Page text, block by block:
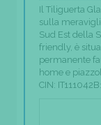
Il Tiliguerta
sulla
Sud Est della
friendly, è
permanente
home e
CIN: